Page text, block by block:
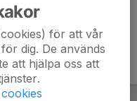
för att vår
dig. De används
att hjälpa oss att